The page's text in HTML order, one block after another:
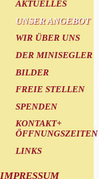
AKTUELLES
UNSER ANGEBOT
WIR ÜBER UNS
DER MINISEGLER
BILDER
FREIE STELLEN
SPENDEN
KONTAKT+
ÖFFNUNGSZEITEN
LINKS
IMPRESSUM